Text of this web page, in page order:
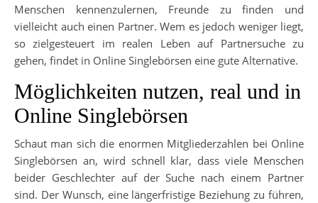
Menschen kennenzulernen, Freunde zu finden und
vielleicht auch einen Partner. Wem es jedoch weniger liegt,
so zielgesteuert im realen Leben auf Partnersuche zu
gehen, findet in Online Singlebörsen eine gute Alternative.
Möglichkeiten nutzen, real und in
Online Singlebörsen
Schaut man sich die enormen Mitgliederzahlen bei Online
Singlebörsen an, wird schnell klar, dass viele Menschen
beider Geschlechter auf der Suche nach einem Partner
sind. Der Wunsch, eine längerfristige Beziehung zu führen,